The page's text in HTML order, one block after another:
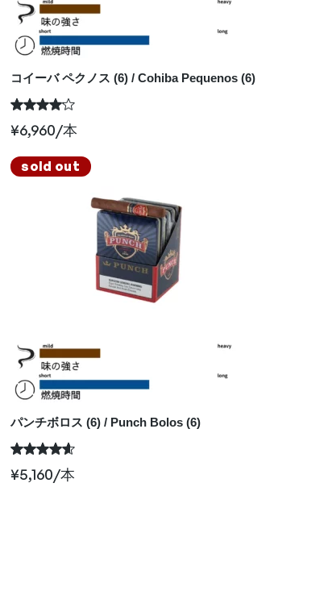
コイーバ ペクノス (6) / Cohiba Pequenos (6)
¥6,960/本
sold out
パンチボロス (6) / Punch Bolos (6)
¥5,160/本